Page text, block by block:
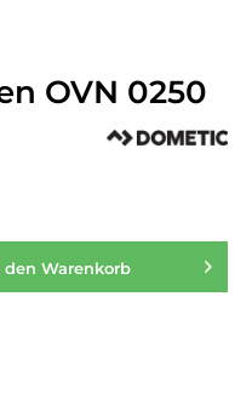
OVN 0250
den Warenkorb